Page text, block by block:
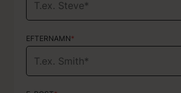
EFTERNAMN*
EFTERNAMN*